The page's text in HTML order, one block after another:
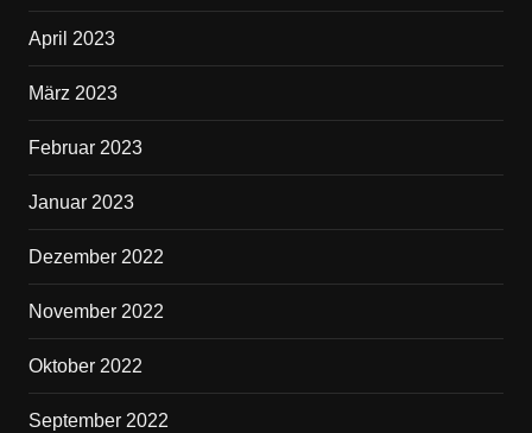
April 2023
März 2023
Februar 2023
Januar 2023
Dezember 2022
November 2022
Oktober 2022
September 2022